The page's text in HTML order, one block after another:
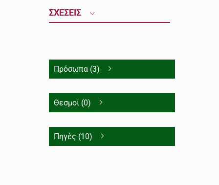
ΣΧΕΣΕΙΣ
Πρόσωπα (3)
Θεσμοί (0)
Πηγές (10)